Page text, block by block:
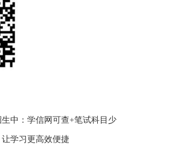
中：学信网可查+笔试科目少
让学习更高效便捷